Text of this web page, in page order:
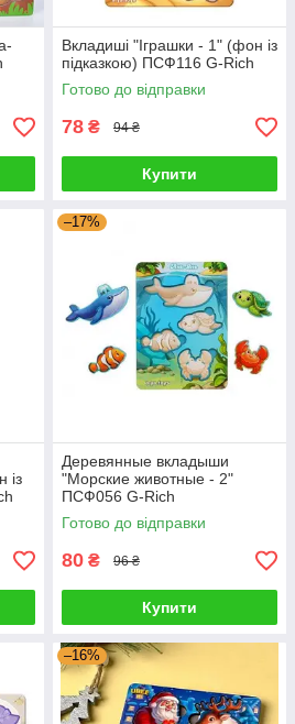
Вкладиші "Іграшки - 1" (фон із
підказкою) ПСФ116 G-Rich
Готово до відправки
78 ₴ 94 ₴
Купити
із
–17%
Деревянные вкладыши
"Морские животные - 2"
ПСФ056 G-Rich
Готово до відправки
80 ₴ 96 ₴
Купити
–16%